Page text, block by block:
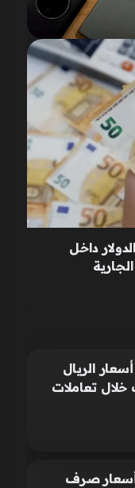
داخل
الريال
خلال تعاملات
صرف